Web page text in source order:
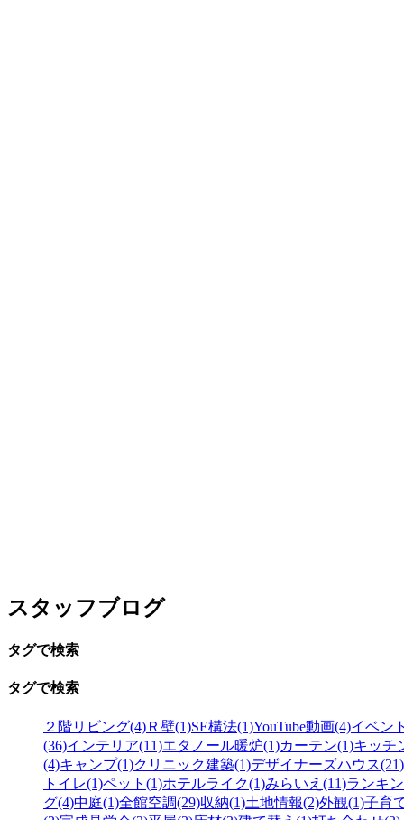
スタッフブログ
タグで検索
タグで検索
２階リビング(4) Ｒ壁(1)SE構法(1)YouTube動画(4)イベン
(36)インテリア(11)エタノール暖炉(1)カーテン(1)キッチ
(4)キャンプ(1)クリニック建築(1)デザイナーズハウス(21)
トイレ(1)ペット(1)ホテルライク(1)みらいえ(11)ランキン
グ(4)中庭(1)全館空調(29)収納(1)土地情報(2)外観(1)子育